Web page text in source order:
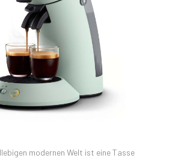
modernen Welt ist eine Tasse